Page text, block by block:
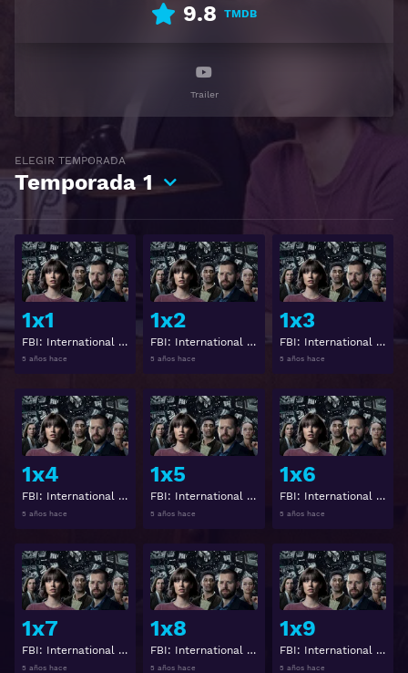
9.8 TMDB
Trailer
ELEGIR TEMPORADA
Temporada 1
1x1
FBI: International Temporada 1 Capitulo 1
5 años hace
Ver
1x2
FBI: International Temporada 1 Capitulo 2
5 años hace
Ver
1x3
FBI: International Temporada 1 Capitulo 3
5 años hace
1x4
FBI: International Temporada 1 Capitulo 4
5 años hace
Ver
1x5
FBI: International Temporada 1 Capitulo 5
5 años hace
Ver
1x6
FBI: International Temporada 1 Capitulo 6
5 años hace
1x7
FBI: International Temporada 1 Capitulo 7
5 años hace
Ver
1x8
FBI: International Temporada 1 Capitulo 8
5 años hace
Ver
1x9
FBI: International Temporada 1 Capitulo 9
5 años hace